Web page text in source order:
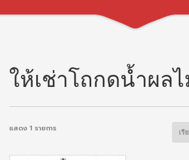
ให้เช่าโถกดน้ำผล
แสดง 1 รายการ